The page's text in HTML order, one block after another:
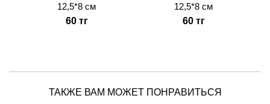
12,5*8 см
60 тг
12,5*8 см
60 тг
ТАКЖЕ ВАМ МОЖЕТ ПОНРАВИТЬСЯ